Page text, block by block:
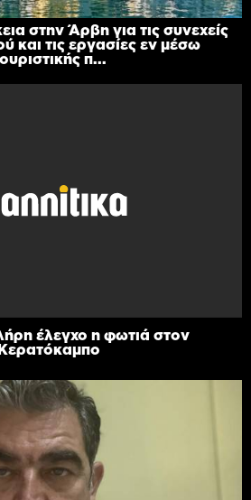
στην Άρβη για τις συνεχείς
και τις εργασίες εν μέσω
π...
έλεγχο η φωτιά στον